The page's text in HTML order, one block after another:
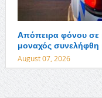
Απόπειρα φόνου σε
μοναχός συνελήφθη
August 07, 2026